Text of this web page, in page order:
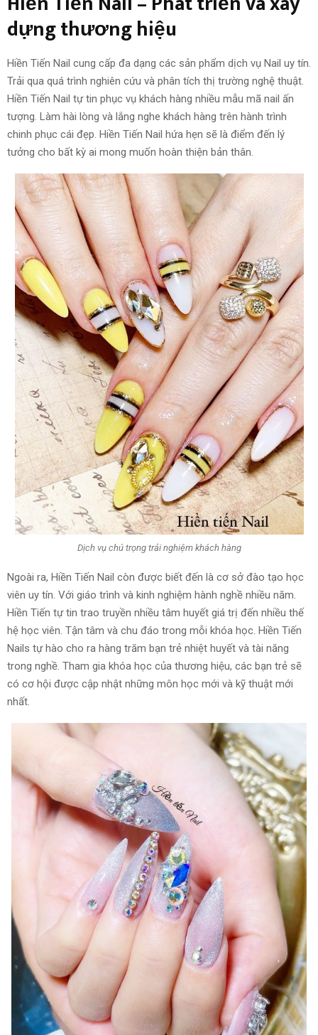
dựng thương hiệu
Hiền Tiến Nail cung cấp đa dạng các sản phẩm dịch vụ Nail uy tín.
Trải qua quá trình nghiên cứu và phân tích thị trường nghệ thuật.
Hiền Tiến Nail tự tin phục vụ khách hàng nhiều mẫu mã nail ấn
tượng. Làm hài lòng và lắng nghe khách hàng trên hành trình
chinh phục cái đẹp. Hiền Tiến Nail hứa hẹn sẽ là điểm đến lý
tưởng cho bất kỳ ai mong muốn hoàn thiện bản thân.
Dịch vụ chú trọng trải nghiệm khách hàng
Ngoài ra, Hiền Tiến Nail còn được biết đến là cơ sở đào tạo học
viên uy tín. Với giáo trình và kinh nghiệm hành nghề nhiều năm.
Hiền Tiến tự tin trao truyền nhiều tâm huyết giá trị đến nhiều thế
hệ học viên. Tận tâm và chu đáo trong mỗi khóa học. Hiền Tiến
Nails tự hào cho ra hàng trăm bạn trẻ nhiệt huyết và tài năng
trong nghề. Tham gia khóa học của thương hiệu, các bạn trẻ sẽ
có cơ hội được cập nhật những môn học mới và kỹ thuật mới
nhất.